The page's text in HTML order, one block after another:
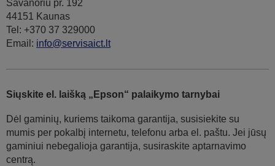
Savanoriu pr. 192
44151 Kaunas
Tel: +370 37 329000
Email: info@servisaict.lt
Siųskite el. laišką „Epson“ palaikymo tarnybai
Dėl gaminių, kuriems taikoma garantija, susisiekite su
mumis per pokalbį internetu, telefonu arba el. paštu. Jei jūsų
gaminiui nebegalioja garantija, susiraskite aptarnavimo
centrą.